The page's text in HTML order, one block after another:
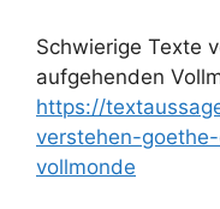
Schwierige Texte
aufgehenden
https://
verstehen-
vollmonde